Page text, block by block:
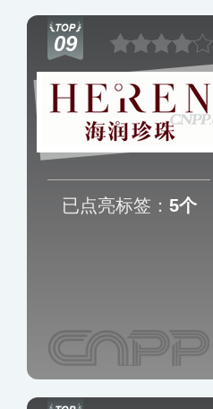
09
已点亮标签： 5个